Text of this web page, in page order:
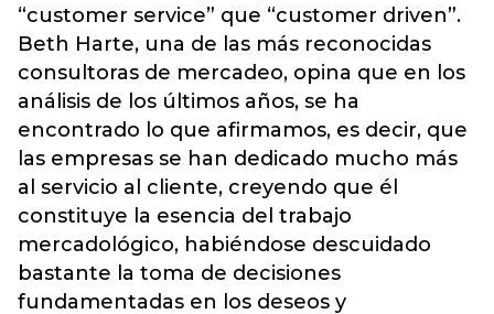
“customer service” que “customer driven”.
Beth Harte, una de las más reconocidas
consultoras de mercadeo, opina que en los
análisis de los últimos años, se ha
encontrado lo que afirmamos, es decir, que
las empresas se han dedicado mucho más
al servicio al cliente, creyendo que él
constituye la esencia del trabajo
mercadológico, habiéndose descuidado
bastante la toma de decisiones
fundamentadas en los deseos y